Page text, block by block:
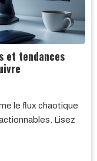
et tendances
le flux chaotique
Lisez